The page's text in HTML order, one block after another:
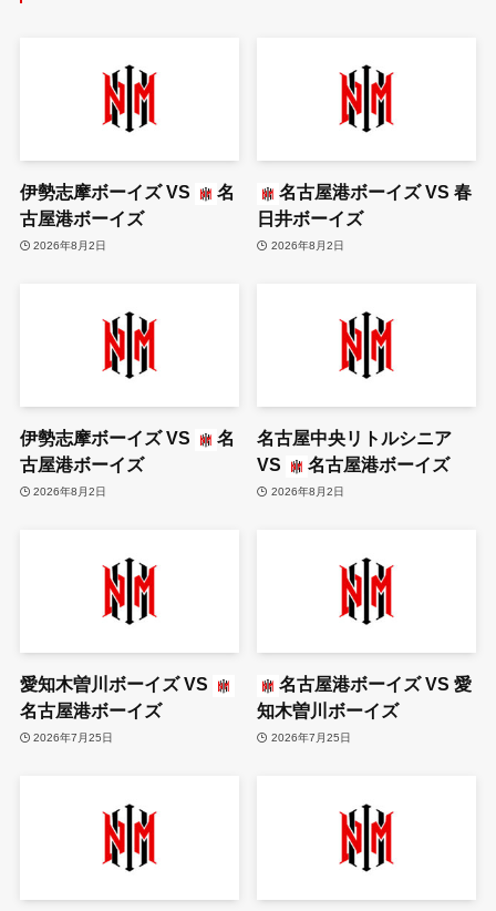
伊勢志摩ボーイズVS
名
古屋港ボーイズ
2026年8月2日
名古屋港ボーイズVS春
日井ボーイズ
2026年8月2日
伊勢志摩ボーイズVS
名
古屋港ボーイズ
2026年8月2日
名古屋中央リトルシニア
VS
名古屋港ボーイズ
2026年8月2日
愛知木曽川ボーイズVS
名古屋港ボーイズ
2026年7月25日
名古屋港ボーイズVS愛
知木曽川ボーイズ
2026年7月25日